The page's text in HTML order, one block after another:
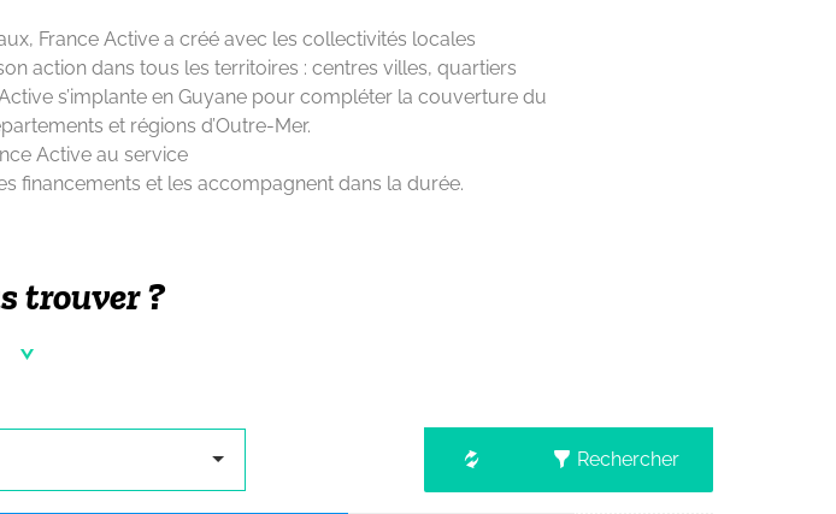
France Active a créé avec les collectivités locales
action dans tous les territoires : centres villes, quartiers
s’implante en Guyane pour compléter la couverture du
et régions d’Outre-Mer.
Active au service
financements et les accompagnent dans la durée.
trouver ?
Rechercher